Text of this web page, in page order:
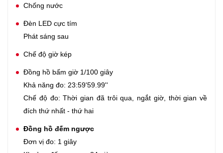
Chống nước
Đèn LED cực tím
Phát sáng sau
Chế độ giờ kép
Đồng hồ bấm giờ 1/100 giây
Khả năng đo: 23:59'59.99''
Chế độ đo: Thời gian đã trôi qua, ngắt giờ, thời gian về
đích thứ nhất - thứ hai
Đồng hồ đếm ngược
Đơn vị đo: 1 giây